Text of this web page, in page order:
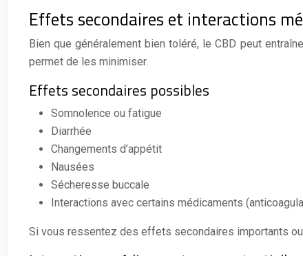
Effets secondaires et interactions
Bien que généralement bien toléré, le CBD peut
permet de les minimiser.
Effets secondaires possibles
Somnolence ou fatigue
Diarrhée
Changements d’appétit
Nausées
Sécheresse buccale
Interactions avec certains médicaments
Si vous ressentez des effets secondaires importants